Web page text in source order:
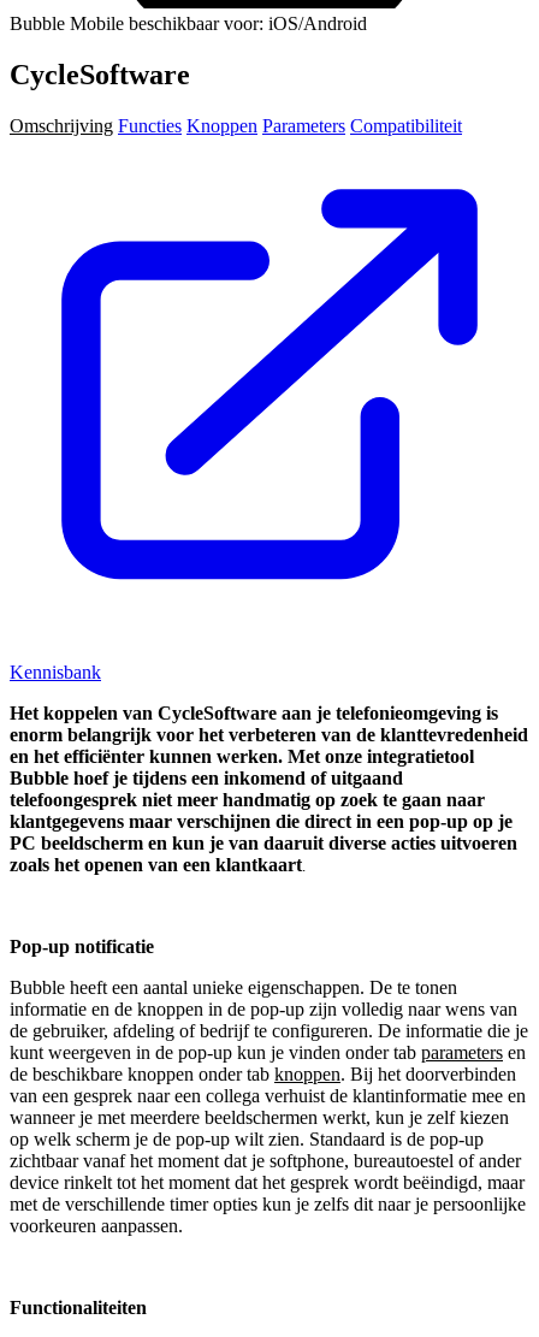
Bubble Mobile beschikbaar voor: iOS/Android
CycleSoftware
Omschrijving Functies Knoppen Parameters Compatibiliteit
Kennisbank
Het koppelen van CycleSoftware aan je telefonieomgeving is
enorm belangrijk voor het verbeteren van de klanttevredenheid
en het efficiënter kunnen werken. Met onze integratietool
Bubble hoef je tijdens een inkomend of uitgaand
telefoongesprek niet meer handmatig op zoek te gaan naar
klantgegevens maar verschijnen die direct in een pop-up op je
PC beeldscherm en kun je van daaruit diverse acties uitvoeren
zoals het openen van een klantkaart.
Pop-up notificatie
Bubble heeft een aantal unieke eigenschappen. De te tonen
informatie en de knoppen in de pop-up zijn volledig naar wens van
de gebruiker, afdeling of bedrijf te configureren. De informatie die je
kunt weergeven in de pop-up kun je vinden onder tab parameters en
de beschikbare knoppen onder tab knoppen. Bij het doorverbinden
van een gesprek naar een collega verhuist de klantinformatie mee en
wanneer je met meerdere beeldschermen werkt, kun je zelf kiezen
op welk scherm je de pop-up wilt zien. Standaard is de pop-up
zichtbaar vanaf het moment dat je softphone, bureautoestel of ander
device rinkelt tot het moment dat het gesprek wordt beëindigd, maar
met de verschillende timer opties kun je zelfs dit naar je persoonlijke
voorkeuren aanpassen.
Functionaliteiten